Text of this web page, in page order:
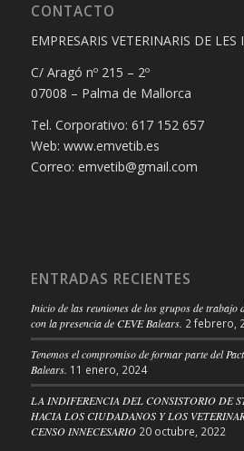
CONTACTO
EMPRESARIS VETERINARIS DE LES
C/ Aragó nº 215 – 2º
07008 – Palma de Mallorca
Tel. Corporativo: 617 152 657
Web: www.emvetib.es
Correo: emvetib@gmail.com
ENTRADAS RECIENTES
Inicio de las reuniones de los grupos de trabajo
con la presencia de CEVE Balears. 2 febrero,
Tenemos el compromiso de formar parte del
Balears. 11 enero, 2024
LA INDIFERENCIA DEL CONSISTORIO DE
HACIA LOS CIUDADANOS Y LOS
CENSO INNECESARIO 20 octubre, 2022